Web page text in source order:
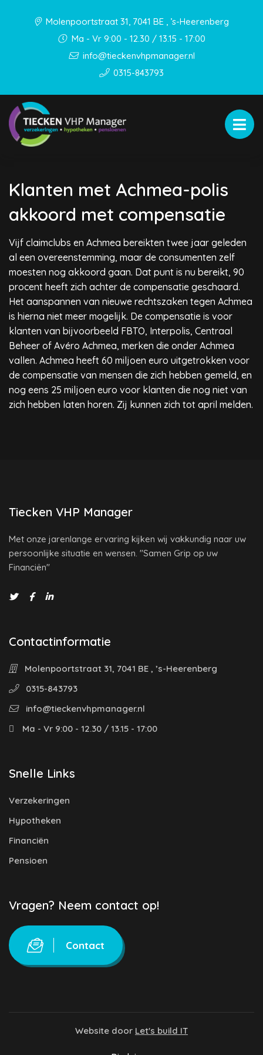
Molenpoortstraat 31, 7041 BE , ’s-Heerenberg
Ma - Vr 9:00 - 12.30 / 13.15 - 17:00
info@tieckenvhpmanager.nl
0315-843793
Klanten met Achmea-polis
akkoord met compensatie
Vijf claimclubs en Achmea bereikten twee jaar geleden
al een overeenstemming, maar de consumenten zelf
moesten nog akkoord gaan. Dat punt is nu bereikt, 90
procent heeft zich achter de compensatie geschaard.
Het aanspannen van nieuwe rechtszaken tegen Achmea
is hierna niet meer mogelijk. De compensatie is voor
klanten van bijvoorbeeld FBTO, Interpolis, Centraal
Beheer of Avéro Achmea, merken die onder Achmea
vallen. Achmea heeft 60 miljoen euro uitgetrokken voor
de compensatie van mensen die zich hebben gemeld, en
nog eens 25 miljoen euro voor klanten die nog niet van
zich hebben laten horen. Zij kunnen zich tot april melden.
Tiecken VHP Manager
Met onze jarenlange ervaring kijken wij vakkundig naar uw
persoonlijke situatie en wensen. "Samen Grip op uw
Financiën"
Contactinformatie
Molenpoortstraat 31, 7041 BE , ’s-Heerenberg
0315-843793
info@tieckenvhpmanager.nl
Ma - Vr 9:00 - 12.30 / 13.15 - 17:00
Snelle Links
Verzekeringen
Hypotheken
Financiën
Pensioen
Vragen? Neem contact op!
Contact
Website door Let's build IT